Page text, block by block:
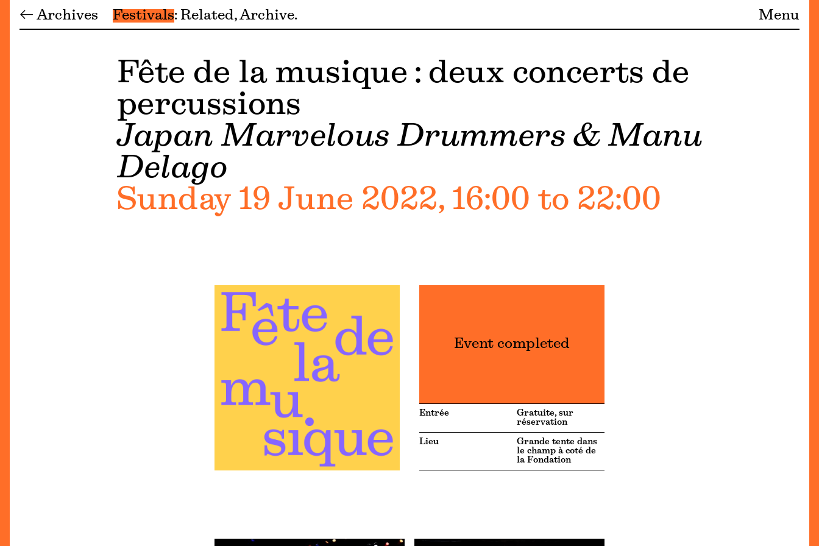
← Archives Festivals Related Archive Menu
Fête de la musique : deux concerts de
percussions
Japan Marvelous Drummers & Manu
Delago
Sunday 19 June 2022, 16:00 to 22:00
Event completed
Entrée
Gratuite, sur
réservation
Lieu
Grande tente dans
le champ à coté de
la Fondation